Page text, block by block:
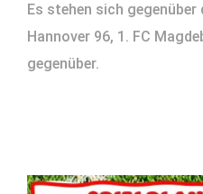
Es stehen sich
Hannover 96, 1. FC
gegenüber.